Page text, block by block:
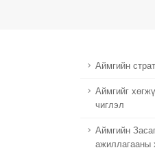
Аймгийн
Aймгийг
чиглэл
Аймгийн
ажиллагааны